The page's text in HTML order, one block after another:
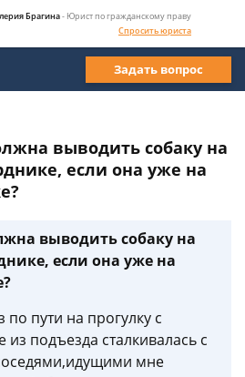
Брагина- Юрист по гражданскому праву
Спросить юриста
Задать вопрос
выводить собаку на
если она уже на
выводить собаку на
если она уже на
по пути на прогулку с
подъезда сталкивалась с
мне